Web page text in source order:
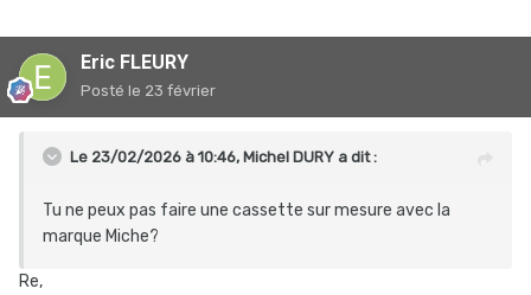
dépendant à l'individu.
Je vais tester une cassette "chinoise" en 12-40 avec 17-
19-21-23-25, je devrais gagner 5 trs sur le 25 - 23 à voir....
Eric FLEURY
Posté le 23 février
Le 23/02/2026 à 10:46, Michel DURY a dit :
Tu ne peux pas faire une cassette sur mesure avec la
marque Miche?
Re,